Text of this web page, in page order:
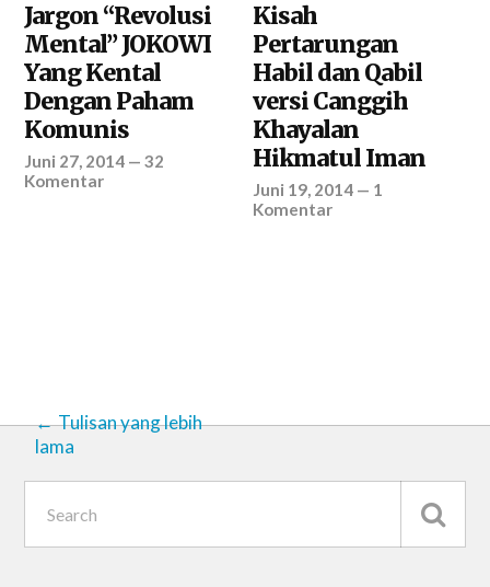
Jargon “Revolusi
Mental” JOKOWI
Yang Kental
Dengan Paham
Komunis
Juni 27, 2014 —32
Komentar
Kisah
Pertarungan
Habil dan Qabil
versi Canggih
Khayalan
Hikmatul Iman
Juni 19, 2014 — 1
Komentar
Tulisan yang lebih
lama